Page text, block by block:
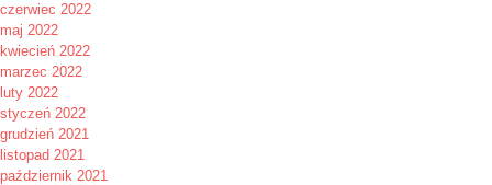
czerwiec 2022
maj 2022
kwiecień 2022
marzec 2022
luty 2022
styczeń 2022
grudzień 2021
listopad 2021
październik 2021